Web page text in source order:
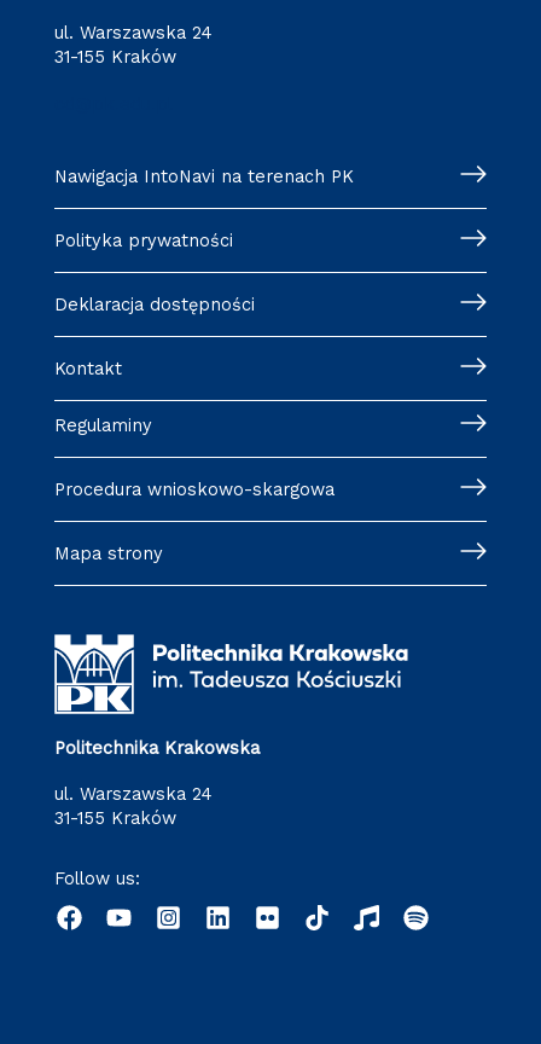
ul. Warszawska 24
31-155 Kraków
Nawigacja IntoNavi na terenach PK
Polityka prywatności
Deklaracja dostępności
Kontakt
Regulaminy
Procedura wnioskowo-skargowa
Mapa strony
Politechnika Krakowska
ul. Warszawska 24
31-155 Kraków
Follow us: